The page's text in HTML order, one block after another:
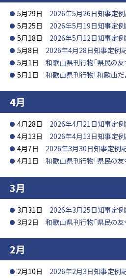
5月29日 2026年5月26日知事定
5月25日 2026年5月19日知事定
5月18日 2026年5月12日知事定
5月8日 2026年4月28日知事定例
5月1日 和歌山県刊行物「県民の友
5月1日 和歌山県刊行物「和歌山だ
4月
4月28日 2026年4月21日知事定
4月13日 2026年4月13日知事定
4月7日 2026年3月30日知事定例
4月1日 和歌山県刊行物「県民の友
3月
3月31日 2026年3月25日知事定
3月2日 和歌山県刊行物「県民の友
2月
2月10日 2026年2月3日知事定例